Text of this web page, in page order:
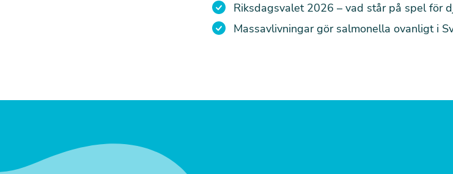
Riksdagsvalet 2026 – vad står på spel för
Massavlivningar gör salmonella ovanligt i